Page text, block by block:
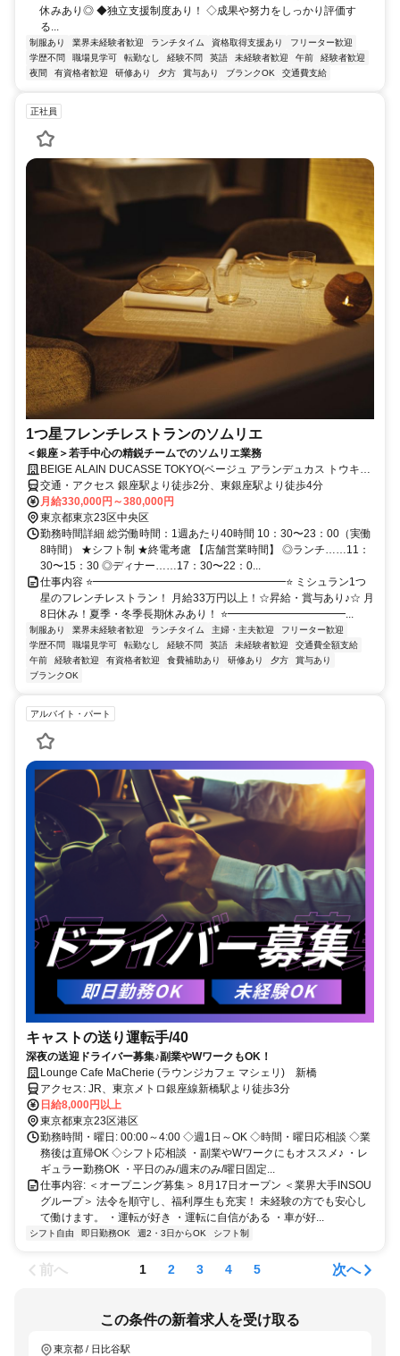
休みあり◎ ◆独立支援制度あり！ ◇成果や努力をしっかり評価す
る...
制服あり 業界未経験者歓迎 ランチタイム 資格取得支援あり
フリーター歓迎
学歴不問
職場見学可 転勤なし 経験不問 英語 未経験者歓迎 午前
経験者歓迎
夜間
有資格者歓迎 研修あり 夕方 賞与あり ブランクOK 交通費支給
正社員
1つ星フレンチレストランのソムリエ
＜銀座＞若手中心の精鋭チームでのソムリエ業務
BEIGE ALAIN DUCASSE TOKYO(ベージュ アランデュカス トウキョ
ウ)
交通・アクセス 銀座駅より徒歩2分、東銀座駅より徒歩4分
月給330,000円～380,000円
東京都東京23区中央区
勤務時間詳細 総労働時間：1週あたり40時間 10：30〜23：00（実働
8時間） ★シフト制 ★終電考慮 【店舗営業時間】 ◎ランチ……11：
30〜15：30 ◎ディナー……17：30〜22：0...
仕事内容 ⭐━━━━━━━━━━━━━━━━━━⭐ ミシュラン1つ
星のフレンチレストラン！ 月給33万円以上！☆昇給・賞与あり♪☆ 月
8日休み！夏季・冬季長期休みあり！ ⭐━━━━━━━━━━━...
制服あり 業界未経験者歓迎 ランチタイム 主婦・主夫歓迎
フリーター歓迎
学歴不問
職場見学可 転勤なし 経験不問 英語 未経験者歓迎
交通費全額支給
午前
経験者歓迎 有資格者歓迎 食費補助あり 研修あり 夕方
賞与あり
ブランクOK
アルバイト・パート
キャストの送り運転手/40
深夜の送迎ドライバー募集♪副業やWワークもOK！
Lounge Cafe MaCherie (ラウンジカフェ マシェリ) 新橋
アクセス: JR、東京メトロ銀座線新橋駅より徒歩3分
日給8,000円以上
東京都東京23区港区
勤務時間・曜日: 00:00～4:00 ◇週1日～OK ◇時間・曜日応相談 ◇業
務後は直帰OK ◇シフト応相談 ・副業やWワークにもオススメ♪ ・レ
ギュラー勤務OK ・平日のみ/週末のみ/曜日固定...
仕事内容: ＜オープニング募集＞ 8月17日オープン ＜業界大手INSOU
グループ＞ 法令を順守し、福利厚生も充実！ 未経験の方でも安心し
て働けます。 ・運転が好き ・運転に自信がある ・車が好...
シフト自由 即日勤務OK 週2・3日からOK シフト制
前へ 1 2 3 4 5 次へ
この条件の新着求人を受け取る
東京都 / 日比谷駅